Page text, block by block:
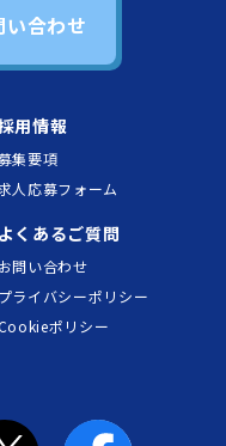
い合わせ
用情報
集要項
人応募フォーム
よくあるご質問
お問い合わせ
プライバシーポリシー
ポリシー